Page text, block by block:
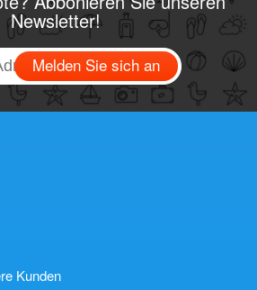
Newsletter!
Melden Sie sich an
Kunden